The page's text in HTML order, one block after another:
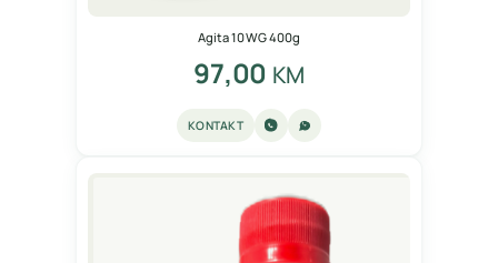
Agita 10 WG 400g
97,00 KM
KONTAKT